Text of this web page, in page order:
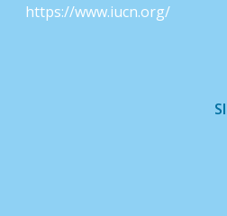
https://www.iucn.org/